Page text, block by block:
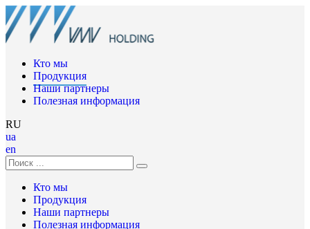
Кто мы
Продукция
Наши партнеры
Полезная информация
RU
ua
en
Кто мы
Продукция
Наши партнеры
Полезная информация